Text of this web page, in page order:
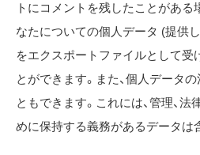
トにコメントを残したことがある
なたについての個人データ (提供
をエクスポートファイルとして受
とができます。また、個人データ
ともできます。これには、管理、法
めに保持する義務があるデータは